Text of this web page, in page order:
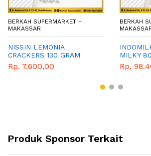
BERKAH SUPERMARKET -
MAKASSAR
NISSIN LEMONIA
CRACKERS 130 GRAM
Rp. 7.600,00
BERKAH
MILKY
Rp.
Produk Sponsor Terkait